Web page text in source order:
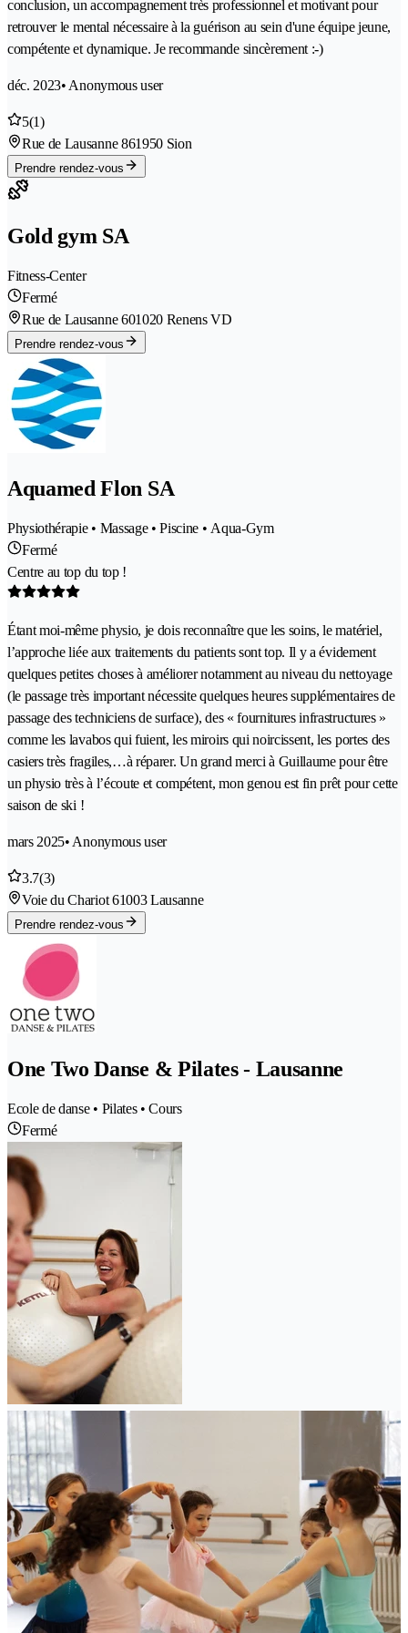
conclusion, un accompagnement très professionnel et motivant pour
retrouver le mental nécessaire à la guérison au sein d'une équipe jeune,
compétente et dynamique. Je recommande sincèrement :-)
déc. 2023• Anonymous user
5(1)
Rue de Lausanne 861950 Sion
Prendre rendez-vous
Gold gym SA
Fitness-Center
Fermé
Rue de Lausanne 601020 Renens VD
Prendre rendez-vous
Aquamed Flon SA
Physiothérapie • Massage • Piscine • Aqua-Gym
Fermé
Centre au top du top !
Étant moi-même physio, je dois reconnaître que les soins, le matériel,
l’approche liée aux traitements du patients sont top. Il y a évidement
quelques petites choses à améliorer notamment au niveau du nettoyage
(le passage très important nécessite quelques heures supplémentaires de
passage des techniciens de surface), des « fournitures infrastructures »
comme les lavabos qui fuient, les miroirs qui noircissent, les portes des
casiers très fragiles,…à réparer. Un grand merci à Guillaume pour être
un physio très à l’écoute et compétent, mon genou est fin prêt pour cette
saison de ski !
mars 2025• Anonymous user
3.7(3)
Voie du Chariot 61003 Lausanne
Prendre rendez-vous
One Two Danse & Pilates - Lausanne
Ecole de danse • Pilates • Cours
Fermé